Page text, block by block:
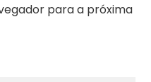
para a próxima